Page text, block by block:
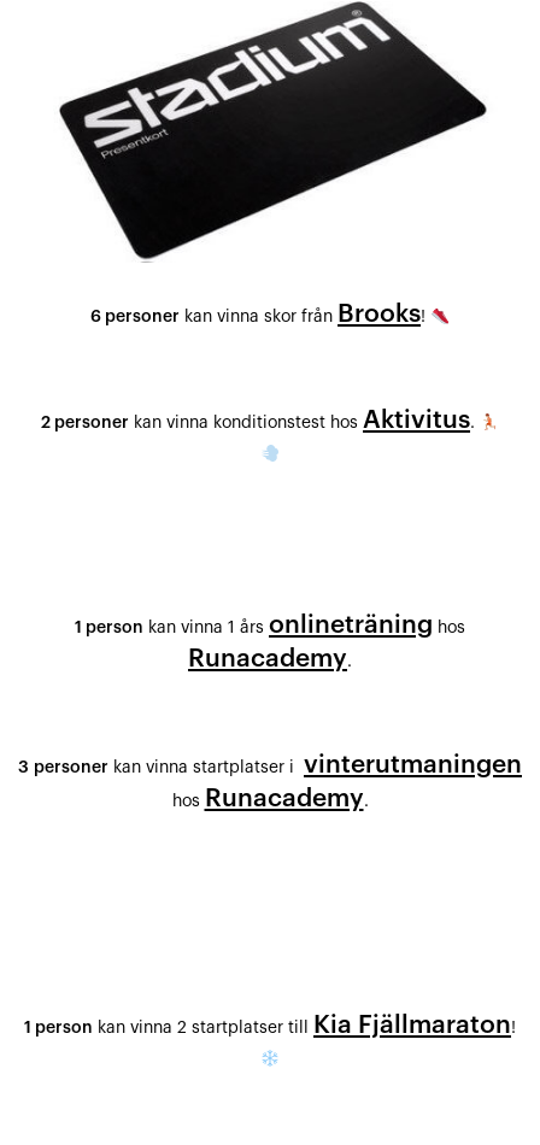
6 personer kan vinna skor från Brooks!
2 personer kan vinna konditionstest hosAktivitus.
1 person kan vinna 1 års onlineträning hos
Runacademy.
3 personer kan vinna startplatser i vinterutmaningen
hos Runacademy.
1 person kan vinna 2 startplatser till Kia Fjällmaraton!